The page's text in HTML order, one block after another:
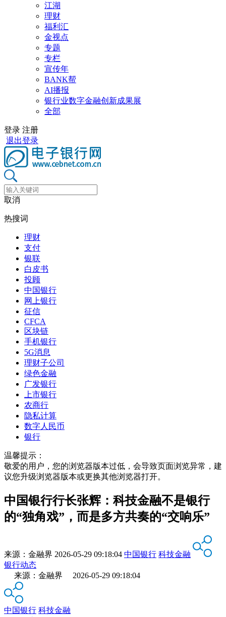
江湖
理财
福利汇
金视点
专题
专栏
宣传年
BANK帮
AI播报
银行业数字金融创新成果展
全部
登录 注册
退出登录
取消
热搜词
理财
支付
银联
白皮书
投顾
中国银行
网上银行
征信
CFCA
区块链
手机银行
5G消息
理财子公司
绿色金融
广发银行
上市银行
农商行
隐私计算
数字人民币
银行
温馨提示：
敬爱的用户，您的浏览器版本过低，会导致页面浏览异常，建
议您升级浏览器版本或更换其他浏览器打开。
中国银行行长张辉：科技金融不是银行
的“独角戏”，而是多方共奏的“交响乐”
来源： 金融界 2026-05-29 09:18:04 中国银行 科技金融
银行动态
来源：金融界 2026-05-29 09:18:04
中国银行 科技金融